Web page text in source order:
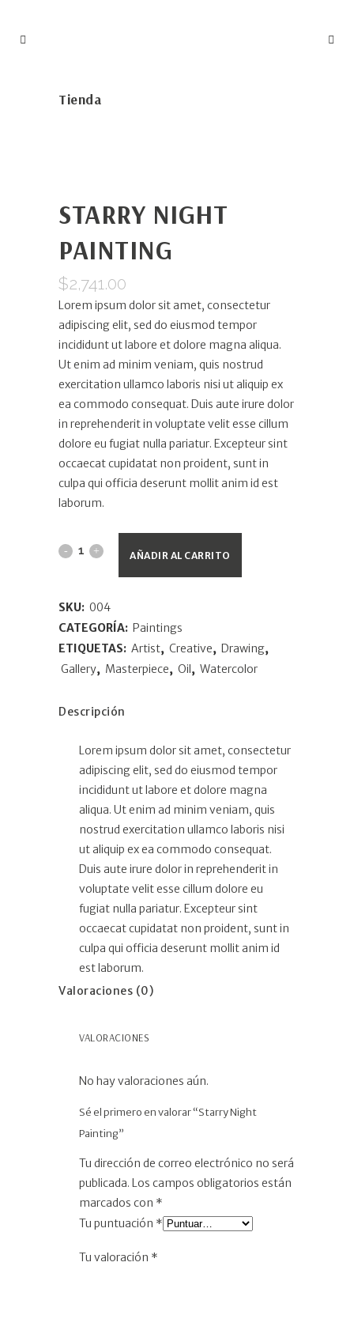
Tienda
STARRY NIGHT
PAINTING
$2,741.00
Lorem ipsum dolor sit amet, consectetur
adipiscing elit, sed do eiusmod tempor
incididunt ut labore et dolore magna aliqua.
Ut enim ad minim veniam, quis nostrud
exercitation ullamco laboris nisi ut aliquip ex
ea commodo consequat. Duis aute irure dolor
in reprehenderit in voluptate velit esse cillum
dolore eu fugiat nulla pariatur. Excepteur sint
occaecat cupidatat non proident, sunt in
culpa qui officia deserunt mollit anim id est
laborum.
AÑADIR AL CARRITO
SKU: 004
CATEGORÍA: Paintings
ETIQUETAS: Artist, Creative, Drawing,
Gallery, Masterpiece, Oil, Watercolor
Descripción
Lorem ipsum dolor sit amet, consectetur
adipiscing elit, sed do eiusmod tempor
incididunt ut labore et dolore magna
aliqua. Ut enim ad minim veniam, quis
nostrud exercitation ullamco laboris nisi
ut aliquip ex ea commodo consequat.
Duis aute irure dolor in reprehenderit in
voluptate velit esse cillum dolore eu
fugiat nulla pariatur. Excepteur sint
occaecat cupidatat non proident, sunt in
culpa qui officia deserunt mollit anim id
est laborum.
Valoraciones (0)
VALORACIONES
No hay valoraciones aún.
Sé el primero en valorar “Starry Night
Painting”
Tu dirección de correo electrónico no será
publicada. Los campos obligatorios están
marcados con *
Tu puntuación *
Tu valoración *